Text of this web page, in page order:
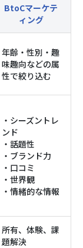
BtoCマーケテ
ィング
年齢・性別・趣
味趣向などの属
性で絞り込む
・シーズントレ
ンド
・話題性
・ブランド力
・口コミ
・世界観
・情緒的な情報
所有、体験、課
題解決